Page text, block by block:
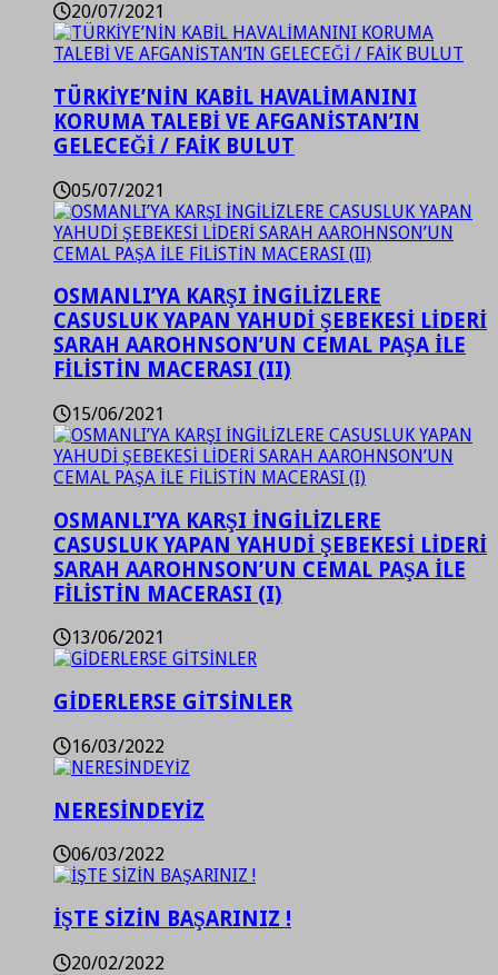
20/07/2021
TÜRKİYE’NİN KABİL HAVALİMANINI
KORUMA TALEBİ VE AFGANİSTAN’IN
GELECEĞİ / FAİK BULUT
05/07/2021
OSMANLI’YA KARŞI İNGİLİZLERE
CASUSLUK YAPAN YAHUDİ ŞEBEKESİ LİDERİ
SARAH AAROHNSON’UN CEMAL PAŞA İLE
FİLİSTİN MACERASI (II)
15/06/2021
OSMANLI’YA KARŞI İNGİLİZLERE
CASUSLUK YAPAN YAHUDİ ŞEBEKESİ LİDERİ
SARAH AAROHNSON’UN CEMAL PAŞA İLE
FİLİSTİN MACERASI (I)
13/06/2021
GİDERLERSE GİTSİNLER
16/03/2022
NERESİNDEYİZ
06/03/2022
İŞTE SİZİN BAŞARINIZ !
20/02/2022